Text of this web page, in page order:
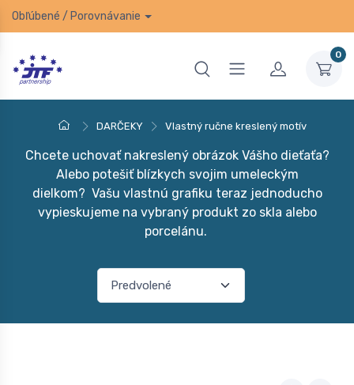
Obľúbené / Porovnávanie
0
DARČEKY Vlastný ručne kreslený motív
Chcete uchovať nakreslený obrázok Vášho dieťaťa?
Alebo potešiť blízkych svojim umeleckým
dielkom? Vašu vlastnú grafiku teraz jednoducho
vypieskujeme na vybraný produkt zo skla alebo
porcelánu.